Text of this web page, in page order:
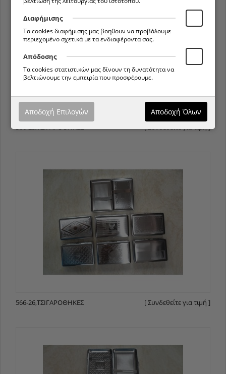
566-25,ΤΣΙΓΑΡΟΘΉΚΕΣ [ Συνδεθείτε για τιμή ]
566-26,ΤΣΙΓΑΡΟΘΉΚΕΣ [ Συνδεθείτε για τιμή ]
Διαφήμισης
Τα cookies διαφήμισης μας βοηθουν να προβάλουμε
περιεχομένο σχετικά με τα ενδιαφέροντα σας.
Απόδοσης
Τα cookies στατιστικών μας δίνουν τη δυνατότητα να
βελτιώνουμε την εμπειρία που προσφέρουμε.
Αποδοχή Επιλογών Αποδοχή Όλων